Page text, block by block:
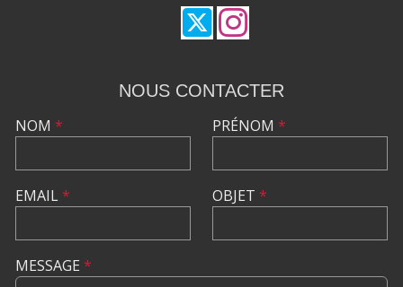
NOUS CONTACTER
NOM *
EMAIL*
PRÉNOM *
OBJET *
MESSAGE *